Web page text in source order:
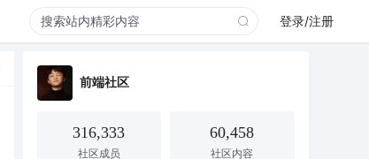
登录/注册
前端社区
316,333
社区成员
60,458
社区内容